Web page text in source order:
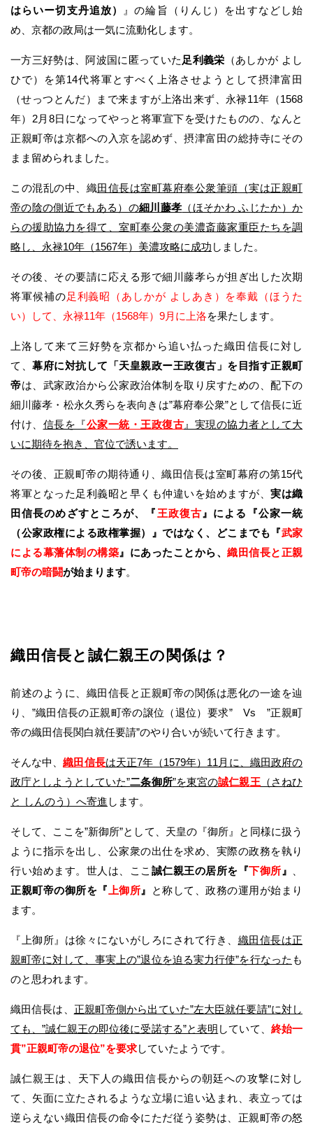
はらいー切支丹追放）
』の綸旨（りんじ）を出すなどし始
め、京都の政局は一気に流動化します。
一方三好勢は、阿波国に匿っていた 足利義栄 （あしかが よし
ひで）を第14代将軍とすべく上洛させようとして摂津富田
（せっつとんだ）まで来ますが上洛出来ず、永禄11年（1568
年）2月8日になってやっと将軍宣下を受けたものの、なんと
正親町帝は京都への入京を認めず、摂津富田の総持寺にその
まま留められました。
この混乱の中、織田信長は室町幕府奉公衆筆頭（実は正親町
帝の陰の側近でもある）の細川藤孝 （ほそかわ ふじたか）か
らの援助協力を得て、室町奉公衆の美濃斎藤家重臣たちを調
略し、永禄10年（1567年）美濃攻略に成功 しました。
その後、その要請に応える形で細川藤孝らが担ぎ出した次期
将軍候補の足利義昭（あしかが よしあき）を奉戴（ほうた
い）して、永禄11年（1568年）9月に上洛を果たします。
上洛して来て三好勢を京都から追い払った織田信長に対し
て、 幕府に対抗して「天皇親政ー王政復古」を目指す正親町
帝は、武家政治から公家政治体制を取り戻すための、配下の
細川藤孝・松永久秀らを表向きは”幕府奉公衆”として信長に近
付け、 信長を『公家一統・王政復古 』実現の協力者として大
いに期待を抱き、官位で誘います。
その後、正親町帝の期待通り、織田信長は室町幕府の第15代
将軍となった足利義昭と早くも仲違いを始めますが、 実は織
田信長のめざすところが、『 王政復古 』による『公家一統
（公家政権による政権掌握）』ではなく、どこまでも『武家
による幕藩体制の構築 』にあったことから、 織田信長と正親
町帝の暗闘が始まります。
織田信長と誠仁親王の関係は？
前述のように、織田信長と正親町帝の関係は悪化の一途を辿
り、”織田信長の正親町帝の譲位（退位）要求” Vs ”正親町
帝の織田信長関白就任要請”のやり合いが続いて行きます。
そんな中、織田信長は天正7年（1579年）11月に、織田政府の
政庁としようとしていた”二条御所”を東宮の誠仁親王（さねひ
と しんのう）へ寄進 します。
そして、ここを”新御所”として、天皇の『御所』と同様に扱う
ように指示を出し、公家衆の出仕を求め、実際の政務を執り
行い始めます。世人は、ここ 誠仁親王の居所を『下御所 』
正親町帝の御所を『 上御所 』
と称して、政務の運用が始まり
ます。
『上御所』は徐々にないがしろにされて行き、 織田信長は正
親町帝に対して、事実上の”退位を迫る実力行使”を行なった も
のと思われます。
織田信長は、 正親町帝側から出ていた”左大臣就任要請”に対し
ても、”誠仁親王の即位後に受諾する”と表明 していて、 終始一
貫”正親町帝の退位”を要求していたようです。
誠仁親王は、天下人の織田信長からの朝廷への攻撃に対し
て、矢面に立たされるような立場に追い込まれ、表立っては
逆らえない織田信長の命令にただ従う姿勢は、正親町帝の怒